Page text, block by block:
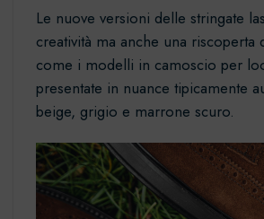
Le nuove versioni dellestringate
creatività ma anche una riscoperta
come i modelli in camoscio per
presentate in nuance tipicamente
beige, grigio e marrone scuro.